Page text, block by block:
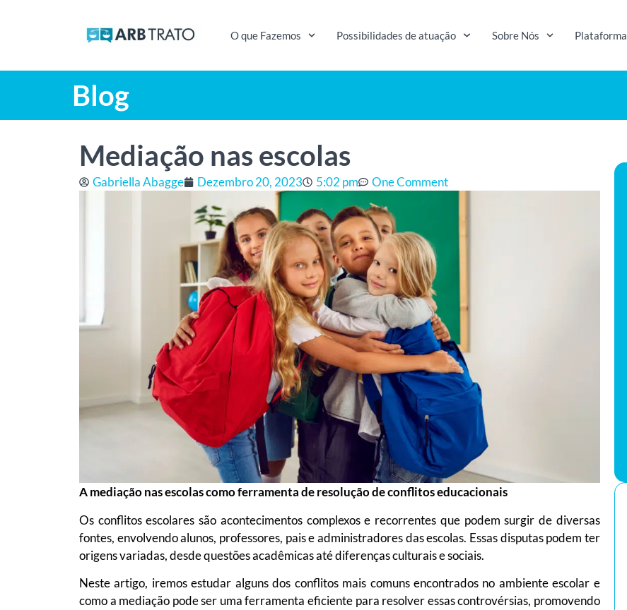
O que Fazemos Possibilidades de atuação Sobre Nós Plataforma
Blog
Mediação nas escolas
Gabriella Abagge Dezembro 20, 2023 5:02 pm One Comment
A mediação nas escolas como ferramenta de resolução de conflitos educacionais
Os conflitos escolares são acontecimentos complexos e recorrentes que podem surgir de diversas
fontes, envolvendo alunos, professores, pais e administradores das escolas. Essas disputas podem ter
origens variadas, desde questões acadêmicas até diferenças culturais e sociais.
Neste artigo, iremos estudar alguns dos conflitos mais comuns encontrados no ambiente escolar e
como a mediação pode ser uma ferramenta eficiente para resolver essas controvérsias, promovendo